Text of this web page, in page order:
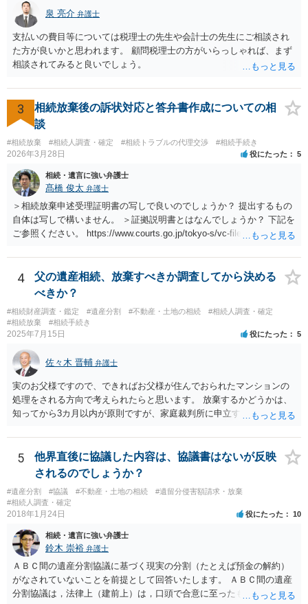
泉 亮介 弁護士
支払いの費目等については税理士の先生や会計士の先生にご相談され
た方が良いかと思われます。 顧問税理士の方がいらっしゃれば、まず
相談されてみると良いでしょう。
3
相続放棄後の訴状対応と答弁書作成についての相
談
#相続放棄 #相続人調査・確定 #相続トラブルの代理交渉 #相続手続き
2026年3月28日 役にたった 5
相続・遺言に強い弁護士
髙橋 俊太 弁護士
＞相続放棄申述受理証明書の写しで良いのでしょうか？ 提出するもの
自体は写しで構いません。 ＞証拠説明書とはなんでしょうか？ 下記を
ご参照ください。 https://www.courts.go.jp/tokyo-s/vc-files/tokyo-s/file/
4
父の遺産相続、放棄すべきか調査してから決める
べきか？
#相続財産調査・鑑定 #遺産分割 #不動産・土地の相続
#相続人調査・確定
#相続放棄
#相続手続き
2025年7月15日 役にたった 5
佐々木 晋輔 弁護士
実のお父様ですので、できればお父様が住んでおられたマンションの
処理をされる方向で考えられたらと思います。 放棄するかどうかは、
知ってから3カ月以内が原則ですが、家庭裁判所に申立すれば3カ月の
放棄するかどうか決めることができます。 銀行やサラ金が数年も放置
することはありませんので、数年後に借金が発見される可能性はほぼ
ありません。 なお、私が扱った相続放棄を検討していた案件で、期間
伸長して調査したところ、サラ金に対する過払金など相当な財産が見
つかったため相続したという事例がありました。
5
他界直後に協議した内容は、協議書はないが反映
されるのでしょうか？
#遺産分割 #協議 #不動産・土地の相続
#遺留分侵害額請求・放棄
#相続人調査・確定
2018年1月24日 役にたった 10
相続・遺言に強い弁護士
鈴木 崇裕 弁護士
ＡＢＣ間の遺産分割協議に基づく現実の分割（たとえば預金の解約）
がなされていないことを前提として回答いたします。 ＡＢＣ間の遺産
分割協議は，法律上（建前上）は，口頭で合意に至ったものであって